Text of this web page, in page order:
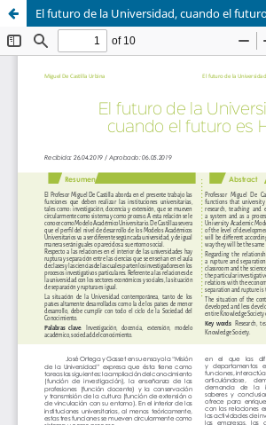
El futuro de la Universidad, cuando el